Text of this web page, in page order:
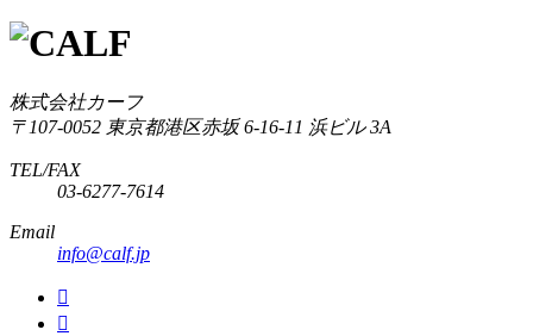
株式会社カーフ
〒107-0052 東京都港区赤坂 6-16-11 浜ビル 3A
TEL/FAX
03-6277-7614
Email
info@calf.jp

